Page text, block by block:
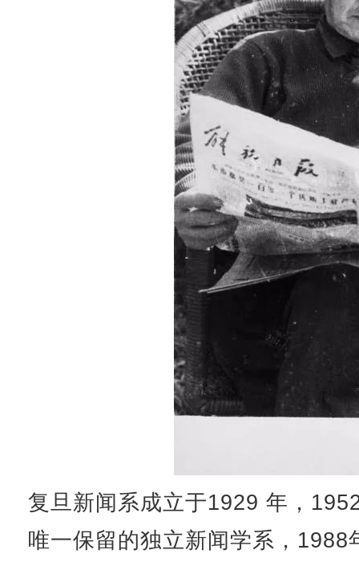
复旦新闻系成立于1929 年，
唯一保留的独立新闻学系，